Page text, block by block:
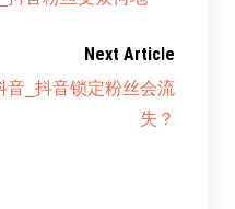
Next Article
音_抖音锁定粉丝会流
失？